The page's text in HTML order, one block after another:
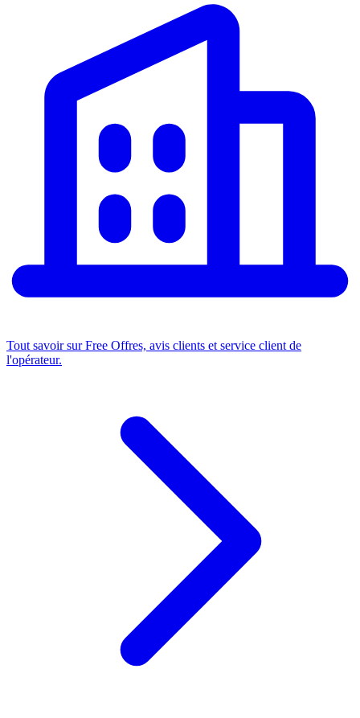
Tout savoir sur Free Offres, avis clients et service client de
l'opérateur.